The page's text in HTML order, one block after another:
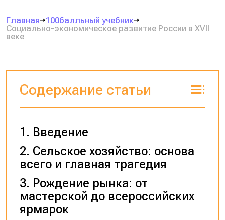
Главная
100балльный учебник
Социально-экономическое развитие России в XVII
веке
Содержание статьи
Введение
Сельское хозяйство: основа
всего и главная трагедия
Рождение рынка: от
мастерской до всероссийских
ярмарок